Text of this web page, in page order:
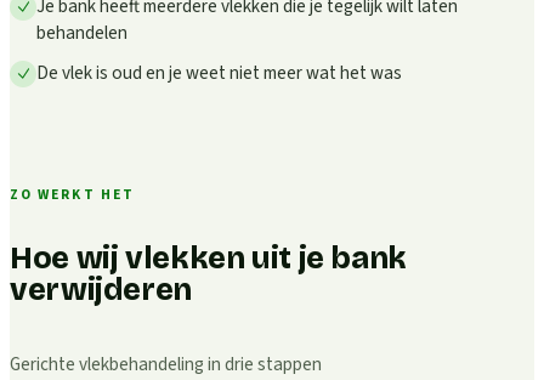
Je bank heeft meerdere vlekken die je tegelijk wilt laten
behandelen
De vlek is oud en je weet niet meer wat het was
ZO WERKT HET
Hoe wij vlekken uit je bank
verwijderen
Gerichte vlekbehandeling in drie stappen